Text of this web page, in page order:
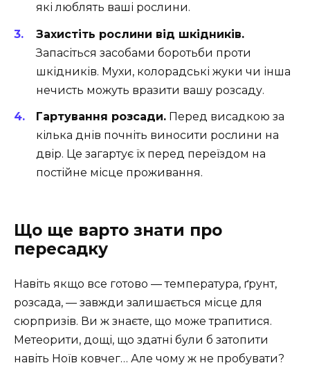
які люблять ваші рослини.
Захистіть рослини від шкідників.
Запасіться засобами боротьби проти
шкідників. Мухи, колорадські жуки чи інша
нечисть можуть вразити вашу розсаду.
Гартування розсади. Перед висадкою за
кілька днів почніть виносити рослини на
двір. Це загартує їх перед переїздом на
постійне місце проживання.
Що ще варто знати про
пересадку
Навіть якщо все готово — температура, ґрунт,
розсада, — завжди залишається місце для
сюрпризів. Ви ж знаєте, що може трапитися.
Метеорити, дощі, що здатні були б затопити
навіть Ноїв ковчег… Але чому ж не пробувати?